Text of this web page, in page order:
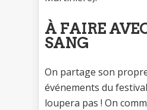
À FAIRE
SANG
On partage son
événements du
loupera pas ! On